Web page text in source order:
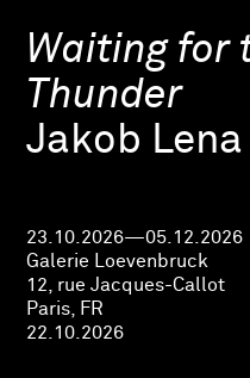
Waiting for
Thunder
Jakob
23.10.2026—05.12.2026
Galerie Loevenbruck
12, rue Jacques-Callot
Paris, FR
22.10.2026